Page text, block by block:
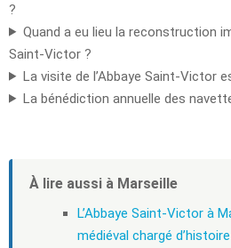
?
Quand a eu lieu la reconstruction
Saint-Victor ?
La visite de l’Abbaye Saint-Victor
La bénédiction annuelle des
À lire aussi à Marseille
L’Abbaye Saint-Victor à
médiéval chargé